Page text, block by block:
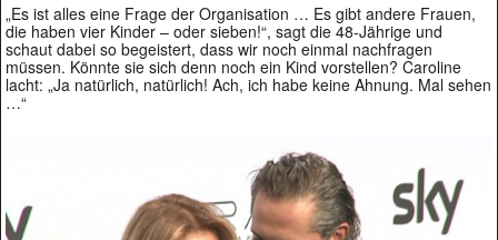
„Es ist alles eine Frage der Organisation … Es gibt andere Frauen,
die haben vier Kinder – oder sieben!“, sagt die 48-Jährige und
schaut dabei so begeistert, dass wir noch einmal nachfragen
müssen. Könnte sie sich denn noch ein Kind vorstellen? Caroline
lacht: „Ja natürlich, natürlich! Ach, ich habe keine Ahnung. Mal sehen
…“